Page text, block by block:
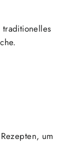
traditionelles
um